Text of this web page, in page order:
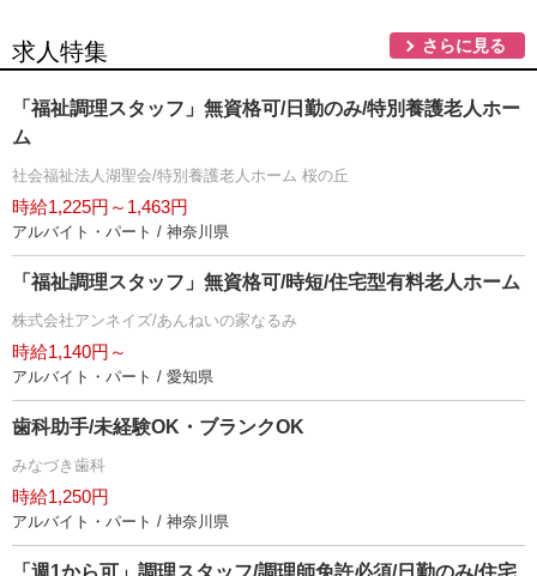
求人特集 さらに見る
「福祉調理スタッフ」無資格可/日勤のみ/特別養護老人ホー
ム
社会福祉法人湖聖会/特別養護老人ホーム 桜の丘
時給1,225円～1,463円
アルバイト・パート / 神奈川県
「福祉調理スタッフ」無資格可/時短/住宅型有料老人ホーム
株式会社アンネイズ/あんねいの家なるみ
時給1,140円～
アルバイト・パート / 愛知県
歯科助手/未経験OK・ブランクOK
みなづき歯科
時給1,250円
アルバイト・パート / 神奈川県
「週1から可」調理スタッフ/調理師免許必須/日勤のみ/住宅